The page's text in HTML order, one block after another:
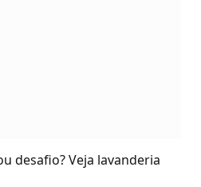
desafio? Veja lavanderia